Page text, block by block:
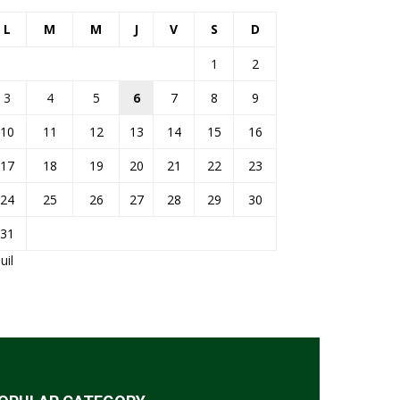
L M M J V S D
1
2
3
4 5 6 7 8
9
10
11 12 13 14 15
16
17
18 19 20 21 22
23
24
25 26 27 28 29
30
31